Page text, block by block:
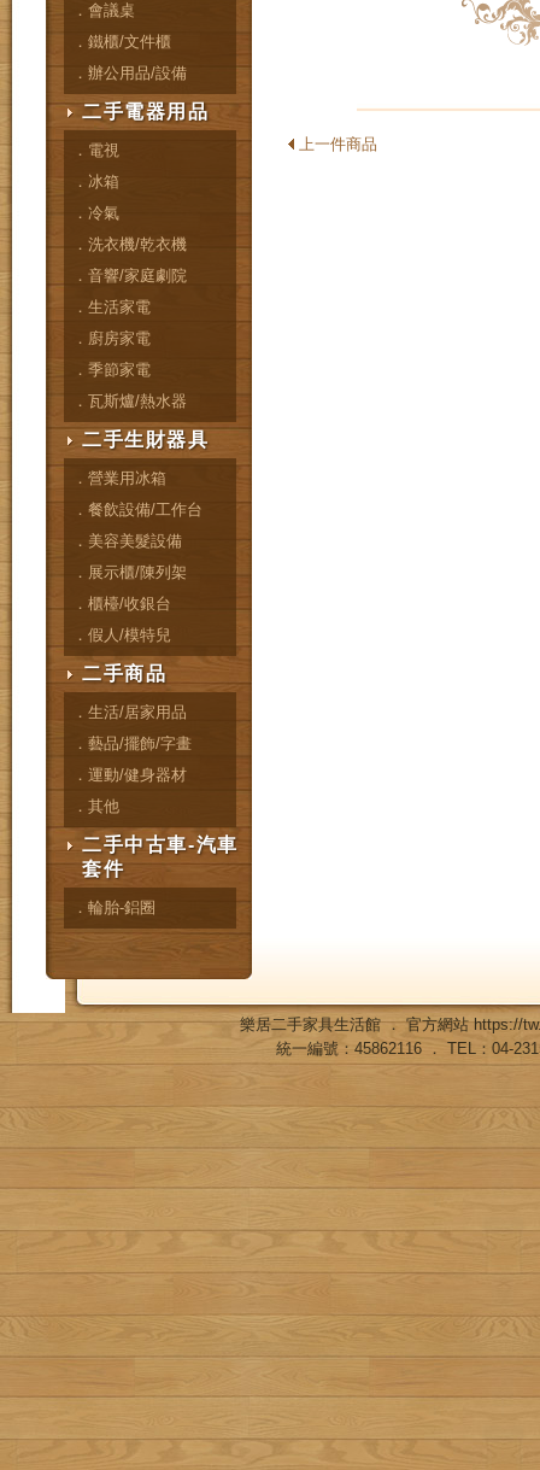
．會議桌
．鐵櫃/文件櫃
．辦公用品/設備
二手電器用品
．電視
．冰箱
．冷氣
．洗衣機/乾衣機
．音響/家庭劇院
．生活家電
．廚房家電
．季節家電
．瓦斯爐/熱水器
二手生財器具
．營業用冰箱
．餐飲設備/工作台
．美容美髮設備
．展示櫃/陳列架
．櫃檯/收銀台
．假人/模特兒
二手商品
．生活/居家用品
．藝品/擺飾/字畫
．運動/健身器材
．其他
二手中古車-汽車
套件
．輪胎-鋁圈
上一件商品
樂居二手家具生活館 ． 官方網站https://
統一編號：45862116 ． TEL：04-